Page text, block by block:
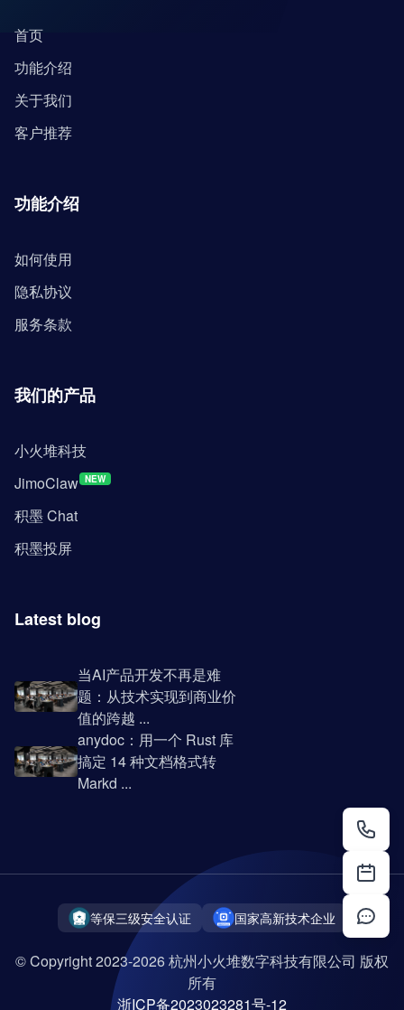
首页
功能介绍
关于我们
客户推荐
功能介绍
如何使用
隐私协议
服务条款
我们的产品
小火堆科技
JimoClaw NEW
积墨 Chat
积墨投屏
Latest blog
当AI产品开发不再是难
题：从技术实现到商业价
值的跨越 ...
anydoc：用一个 Rust 库
搞定 14 种文档格式转
Markd ...
等保三级安全认证 国家高新技术企业
© Copyright 2023-2026 杭州小火堆数字科技有限公司 版权
所有
浙ICP备2023023281号-12